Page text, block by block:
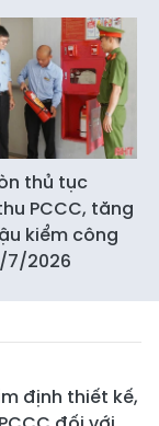
thủ tục
PCCC, tăng
kiểm công
7/2026
định thiết kế,